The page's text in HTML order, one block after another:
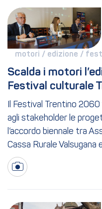
motori / edizione /
Scalda i motori
Festival culturale
Il Festival Trentino
agli stakeholder le
l’accordo biennale tra
Cassa Rurale Valsugana